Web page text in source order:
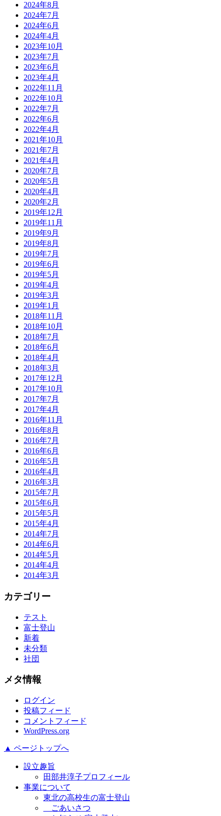
2024年8月
2024年7月
2024年6月
2024年4月
2023年10月
2023年7月
2023年6月
2023年4月
2022年11月
2022年10月
2022年7月
2022年6月
2022年4月
2021年10月
2021年7月
2021年4月
2020年7月
2020年5月
2020年4月
2020年2月
2019年12月
2019年11月
2019年9月
2019年8月
2019年7月
2019年6月
2019年5月
2019年4月
2019年3月
2019年1月
2018年11月
2018年10月
2018年7月
2018年6月
2018年4月
2018年3月
2017年12月
2017年10月
2017年7月
2017年4月
2016年11月
2016年8月
2016年7月
2016年6月
2016年5月
2016年4月
2016年3月
2015年7月
2015年6月
2015年5月
2015年4月
2014年7月
2014年6月
2014年5月
2014年4月
2014年3月
カテゴリー
テスト
富士登山
新着
未分類
社団
メタ情報
ログイン
投稿フィード
コメントフィード
WordPress.org
▲ ページトップへ
設立趣旨
田部井淳子プロフィール
事業について
東北の高校生の富士登山
ごあいさつ